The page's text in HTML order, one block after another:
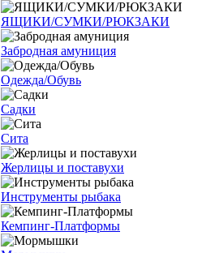
ЯЩИКИ/СУМКИ/РЮКЗАКИ
Забродная амуниция
Одежда/Обувь
Садки
Сита
Жерлицы и поставухи
Инструменты рыбака
Кемпинг-Платформы